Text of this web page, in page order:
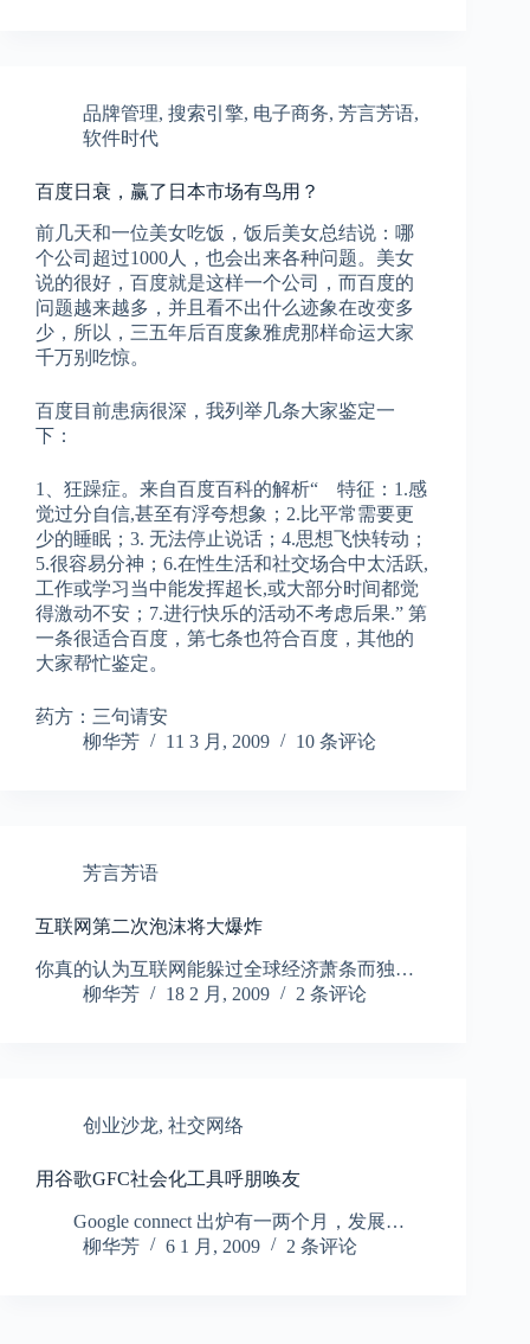
品牌管理, 搜索引擎, 电子商务, 芳言芳语,
软件时代
百度日衰，赢了日本市场有鸟用？
前几天和一位美女吃饭，饭后美女总结说：哪
个公司超过1000人，也会出来各种问题。美女
说的很好，百度就是这样一个公司，而百度的
问题越来越多，并且看不出什么迹象在改变多
少，所以，三五年后百度象雅虎那样命运大家
千万别吃惊。
百度目前患病很深，我列举几条大家鉴定一
下：
1、狂躁症。来自百度百科的解析“ 特征：1.感
觉过分自信,甚至有浮夸想象；2.比平常需要更
少的睡眠；3. 无法停止说话；4.思想飞快转动；
5.很容易分神；6.在性生活和社交场合中太活跃,
工作或学习当中能发挥超长,或大部分时间都觉
得激动不安；7.进行快乐的活动不考虑后果.” 第
一条很适合百度，第七条也符合百度，其他的
大家帮忙鉴定。
药方：三句请安
柳华芳
11 3 月, 2009 10 条评论
芳言芳语
互联网第二次泡沫将大爆炸
你真的认为互联网能躲过全球经济萧条而独…
柳华芳
18 2 月, 2009 2 条评论
创业沙龙, 社交网络
用谷歌GFC社会化工具呼朋唤友
Google connect 出炉有一两个月，发展…
柳华芳
6 1 月, 2009 2 条评论